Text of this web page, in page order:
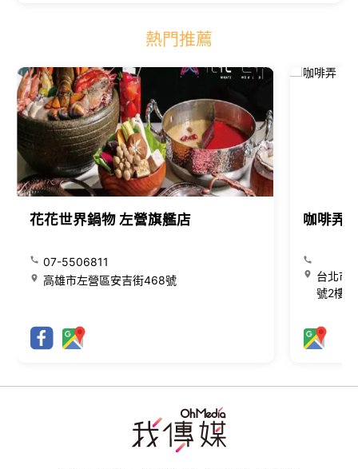
熱門推薦
花花世界鍋物 左營旗艦店
07-5506811
高雄市左營區安吉街468號
咖啡弄
台北市
號2樓